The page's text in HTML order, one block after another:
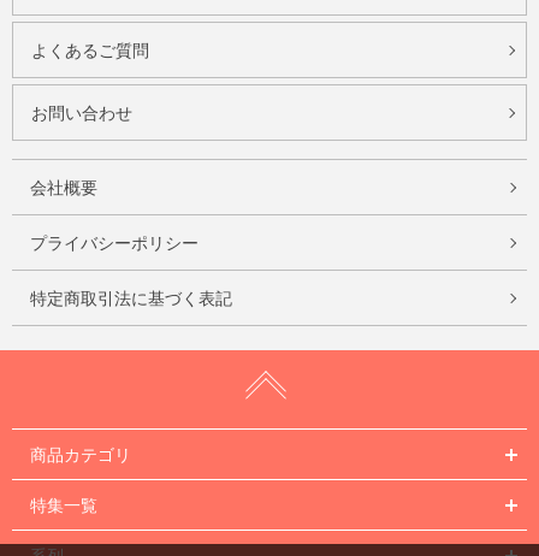
よくあるご質問
お問い合わせ
会社概要
プライバシーポリシー
特定商取引法に基づく表記
商品カテゴリ
特集一覧